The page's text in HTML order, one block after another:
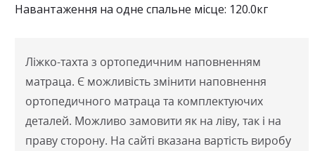
Навантаження на одне спальне місце: 120.0кг
Ліжко-тахта з ортопедичним наповненням
матраца. Є можливість змінити наповнення
ортопедичного матраца та комплектуючих
деталей. Можливо замовити як на ліву, так і на
праву сторону. На сайті вказана вартість виробу